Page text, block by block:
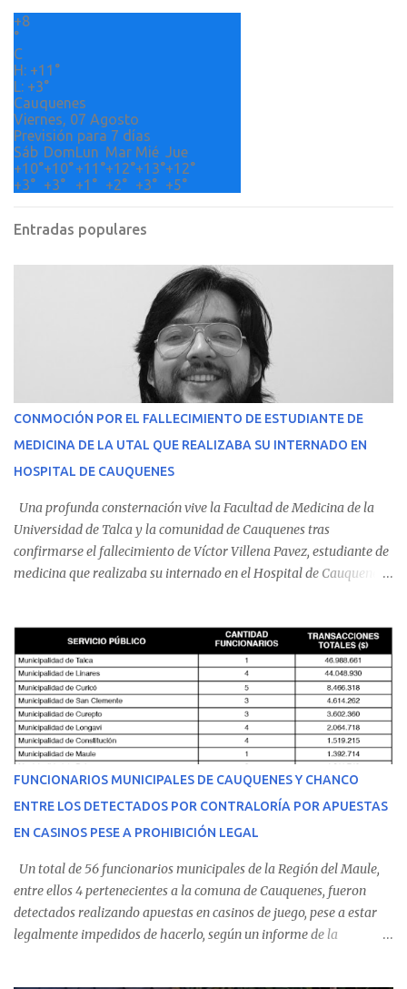
i
s
+8
°
C
H: +11°
L: +3°
Cauquenes
Viernes, 07 Agosto
Previsión para 7 días
Sáb DomLun Mar Mié Jue
+10°+10°+11°+12°+13°+12°
+3° +3° +1° +2° +3° +5°
Entradas populares
CONMOCIÓN POR EL FALLECIMIENTO DE ESTUDIANTE DE
MEDICINA DE LA UTAL QUE REALIZABA SU INTERNADO EN
HOSPITAL DE CAUQUENES
Una profunda consternación vive la Facultad de Medicina de la
Universidad de Talca y la comunidad de Cauquenes tras
confirmarse el fallecimiento de Víctor Villena Pavez, estudiante de
medicina que realizaba su internado en el Hospital de Cauquenes.
malestares físicos. Dada la complejidad de su estado de salud, el
equipo médico determinó su traslado de urgencia al Hospital
Regional de Talca y dado la urgencia la ambulancia partió hacia
Talca con escolta de Carabineros. En medio del traslado, el
estudiante de medicina de 25 años, se agravó y pese a los esfuerzos
del personal de emergencia terminó falleciendo, sin alcanzar a
recibir atención especializada en el centro de destino. Apenas se
conoció la gravedad de su condición, sus padres —residentes en
Villarrica— se trasladaron a Cauquenes con la esperanza de una
evolución favorable. No obstante, alrededo...
FUNCIONARIOS MUNICIPALES DE CAUQUENES Y CHANCO
ENTRE LOS DETECTADOS POR CONTRALORÍA POR APUESTAS
EN CASINOS PESE A PROHIBICIÓN LEGAL
Un total de 56 funcionarios municipales de la Región del Maule,
entre ellos 4 pertenecientes a la comuna de Cauquenes, fueron
detectados realizando apuestas en casinos de juego, pese a estar
legalmente impedidos de hacerlo, según un informe de la